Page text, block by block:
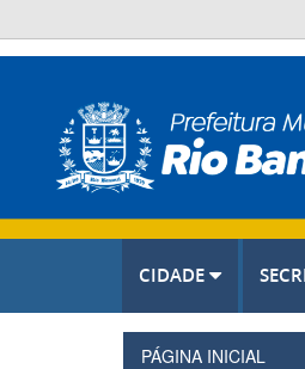
CIDADE
PÁGINA INICIAL